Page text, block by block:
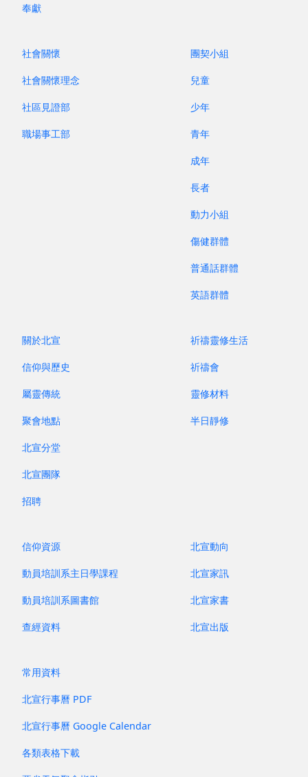
日期：7 月 12 日（主日）
地點：康澤正堂
毌須報名，不設網上直播。
查詢：蕭定輝傳道（2807 5200）
奉獻
社會關懷
社會關懷理念
社區見證部
職場事工部
團契小組
兒童
少年
青年
成年
長者
動力小組
傷健群體
普通話群體
英語群體
關於北宣
信仰與歷史
屬靈傳統
聚會地點
北宣分堂
北宣團隊
招聘
祈禱靈修生活
祈禱會
靈修材料
半日靜修
信仰資源
動員培訓系主日學課程
動員培訓系圖書館
查經資料
北宣動向
北宣家訊
北宣家書
北宣出版
常用資料
北宣行事曆 PDF
北宣行事曆 Google Calendar
各類表格下載